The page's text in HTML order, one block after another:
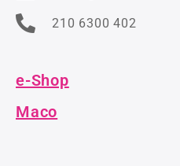
210 6300 402
e-Shop
Maco